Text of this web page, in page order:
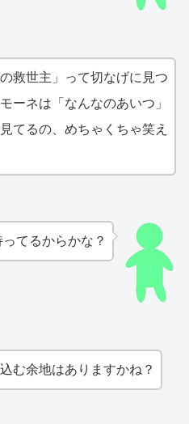
救世主」って切なげに見つ
ーネは「なんなのあいつ」
てるの、めちゃくちゃ笑え
てるからかな？
む余地はありますかね？